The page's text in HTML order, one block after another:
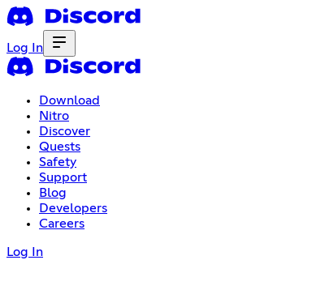
Log In
Download
Nitro
Discover
Quests
Safety
Support
Blog
Developers
Careers
Log In